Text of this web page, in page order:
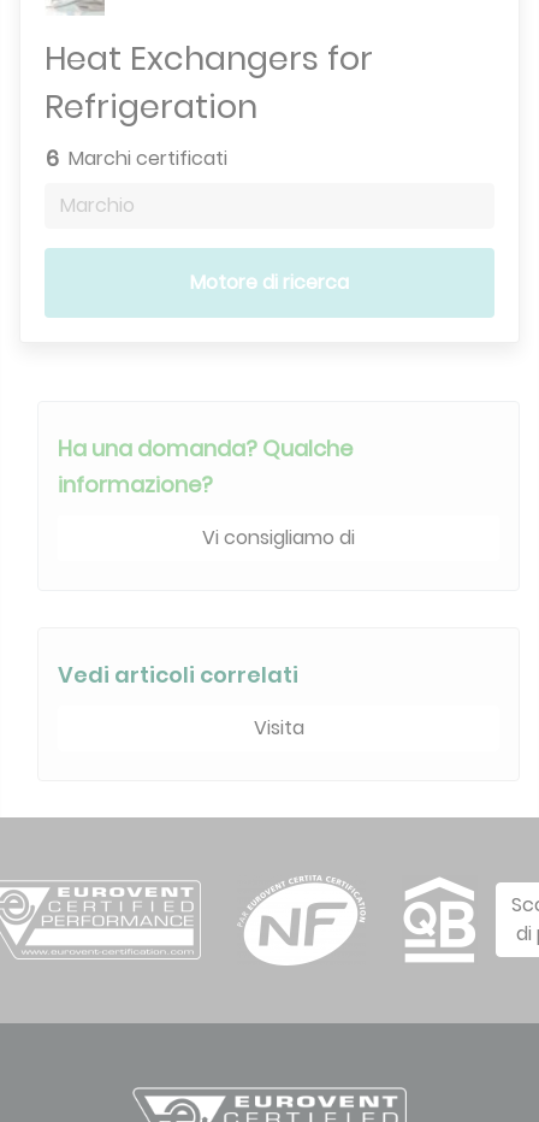
Heat Exchangers for
Refrigeration
6 Marchi certificati
Marchio
Motore di ricerca
Ha una domanda? Qualche
informazione?
Vi consigliamo di
Vedi articoli correlati
Visita
di